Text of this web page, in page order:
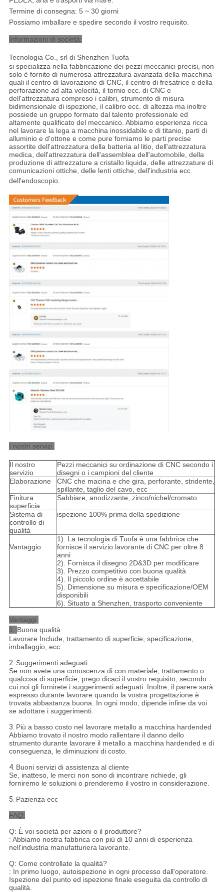
Termine di consegna: 5 ~ 30 giorni
Possiamo imballare e spedire secondo il vostro requisito.
Informazioni di società:
Tecnologia Co., srl di Shenzhen Tuofa
si specializza nella fabbricazione dei pezzi meccanici precisi, non
solo è fornito di numerosa attrezzatura avanzata della macchina
quali il centro di lavorazione di CNC, il centro di fresatrice e della
perforazione ad alta velocità, il tornio ecc. di CNC e
dell'attrezzatura compreso i calibri, strumento di misura
bidimensionale di ispezione, il calibro ecc. di altezza ma inoltre
possiede un gruppo formato dal talento professionale ed
altamente qualificato del meccanico. Abbiamo esperienza ricca
nel lavorare la lega a macchina inossidabile e di titanio, parti di
alluminio e d'ottone e come pure forniamo le parti precise
assortite dell'attrezzatura della batteria al litio, dell'attrezzatura
medica, dell'attrezzatura dell'assemblea dell'automobile, della
produzione di attrezzature a cristallo liquida, delle attrezzature di
comunicazioni ottiche, delle lenti ottiche, dell'industria ecc
dell'endoscopio.
I nostri servizi:
Il nostro
servizio
Pezzi meccanici su ordinazione di CNC secondo i
disegni o i campioni del cliente
Elaborazione
CNC che macina e che gira, perforante, stridente,
spillante, taglio del cavo, ecc
Finitura
superficia
Sabbiare, anodizzante, zinco/nichel/cromato
Sistema di
controllo di
qualità
ispezione 100% prima della spedizione
Vantaggio
1). La tecnologia di Tuofa è una fabbrica che
fornisce il servizio lavorante di CNC per oltre 8
anni
2). Fornisca il disegno 2D&3D per modificare
3). Prezzo competitivo con buona qualità
4). Il piccolo ordine è accettabile
5). Dimensione su misura e specificazione/OEM
disponibili
6). Situato a Shenzhen, trasporto conveniente
Vantaggi:
1. Buona qualità
Lavorare Include, trattamento di superficie, specificazione,
imballaggio, ecc.
2. Suggerimenti adeguati
Se non avete una conoscenza di con materiale, trattamento o
qualcosa di superficie, prego dicaci il vostro requisito, secondo
cui noi gli fornirete i suggerimenti adeguati. Inoltre, il parere sarà
espresso durante lavorare quando la vostra progettazione è
trovata abbastanza buona. In ogni modo, dipende infine da voi
se adottare i suggerimenti.
3. Più a basso costo nel lavorare metallo a macchina hardended
Abbiamo trovato il nostro modo rallentare il danno dello
strumento durante lavorare il metallo a macchina hardended e di
conseguenza, le diminuzioni di costo.
4. Buoni servizi di assistenza al cliente
Se, inatteso, le merci non sono di incontrare richiede, gli
forniremo le soluzioni o prenderemo il vostro in considerazione.
5. Pazienza ecc
FAQ:
Q: È voi società per azioni o il produttore?
: Abbiamo nostra fabbrica con più di 10 anni di esperienza
nell'industria manufatturiera lavorante.
Q: Come controllate la qualità?
: In primo luogo, autoispezione in ogni processo dall'operatore.
Ispezione del punto ed ispezione finale eseguita da controllo di
qualità.